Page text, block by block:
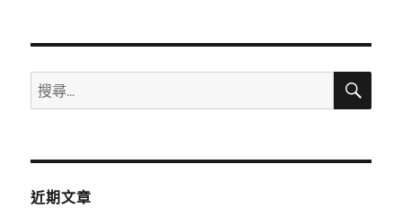
搜
尋
鍵
搜
近期文章